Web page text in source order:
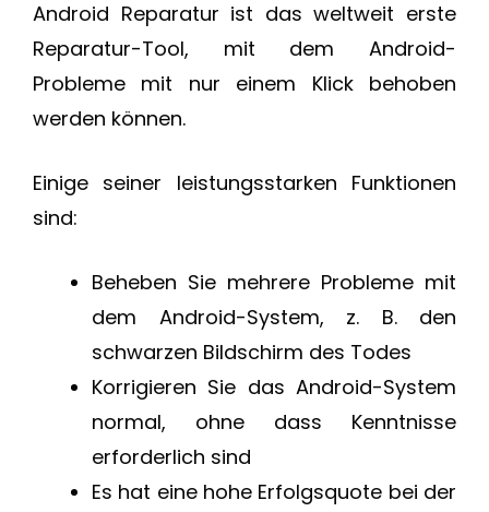
Android Reparatur ist das weltweit erste
Reparatur-Tool, mit dem Android-
Probleme mit nur einem Klick behoben
werden können.
Einige seiner leistungsstarken Funktionen
sind:
Beheben Sie mehrere Probleme mit
dem Android-System, z. B. den
schwarzen Bildschirm des Todes
Korrigieren Sie das Android-System
normal, ohne dass Kenntnisse
erforderlich sind
Es hat eine hohe Erfolgsquote bei der